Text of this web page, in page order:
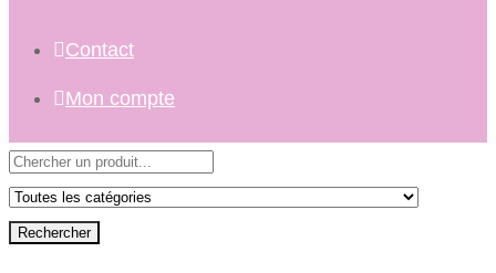
Contact
Mon compte
Rechercher